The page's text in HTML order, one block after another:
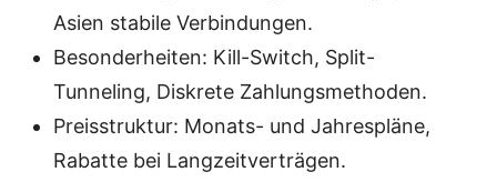
Asien stabile Verbindungen.
Besonderheiten: Kill-Switch, Split-
Tunneling, Diskrete Zahlungsmethoden.
Preisstruktur: Monats- und Jahrespläne,
Rabatte bei Langzeitverträgen.